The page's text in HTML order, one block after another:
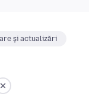
și actualizări